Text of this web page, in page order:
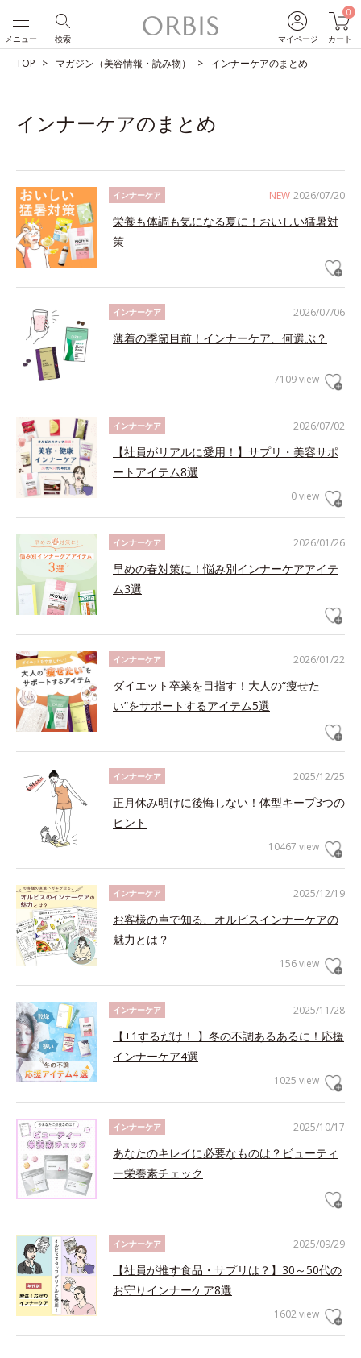
マイページ
0
カート
検索
メニュー
TOP マガジン（美容情報・読み物） インナーケアのまとめ
インナーケアのまとめ
NEW 2026/07/20
インナーケア
栄養も体調も気になる夏に！おいしい猛暑対
策
2026/07/06
インナーケア
薄着の季節目前！インナーケア、何選ぶ？
7109 view
2026/07/02
インナーケア
【社員がリアルに愛用！】サプリ・美容サポ
ートアイテム8選
0 view
2026/01/26
インナーケア
早めの春対策に！悩み別インナーケアアイテ
ム3選
2026/01/22
インナーケア
ダイエット卒業を目指す！大人の“痩せた
い”をサポートするアイテム5選
2025/12/25
インナーケア
正月休み明けに後悔しない！体型キープ3つの
ヒント
10467 view
2025/12/19
インナーケア
お客様の声で知る、オルビスインナーケアの
魅力とは？
156 view
2025/11/28
インナーケア
【+1するだけ！ 】冬の不調あるあるに！応援
インナーケア4選
1025 view
2025/10/17
インナーケア
あなたのキレイに必要なものは？ビューティ
ー栄養素チェック
2025/09/29
インナーケア
【社員が推す食品・サプリは？】30～50代の
お守りインナーケア8選
1602 view